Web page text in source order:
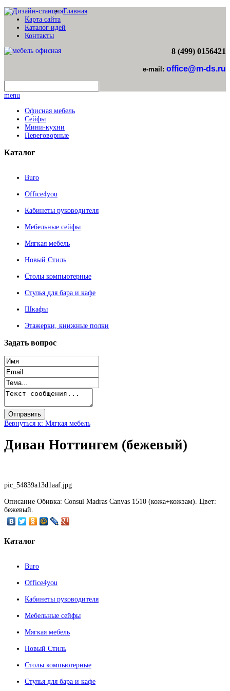
Главная
Карта сайта
Каталог идей
Контакты
8 (499) 0156421
e-mail: office@m-ds.ru
menu
Офисная мебель
Сейфы
Мини-кухни
Переговорные
Каталог
Buro
Office4you
Кабинеты руководителя
Мебельные сейфы
Мягкая мебель
Новый Стиль
Столы компьютерные
Стулья для бара и кафе
Шкафы
Этажерки, книжные полки
Задать вопрос
Вернуться к: Мягкая мебель
Диван Ноттингем (бежевый)
pic_54839a13d1aaf.jpg
Описание Обивка: Consul Madras Canvas 1510 (кожа+кожзам). Цвет:
бежевый.
Каталог
Buro
Office4you
Кабинеты руководителя
Мебельные сейфы
Мягкая мебель
Новый Стиль
Столы компьютерные
Стулья для бара и кафе